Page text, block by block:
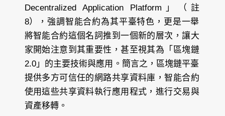
Decentralized Application Platform」（註
8），強調智能合約為其平臺特色，更是一舉
將智能合約這個名詞推到一個新的層次，讓大
家開始注意到其重要性，甚至視其為「區塊鏈
2.0」的主要技術與應用。簡言之，區塊鏈平臺
提供多方可信任的網路共享資料庫，智能合約
使用這些共享資料執行應用程式，進行交易與
資產移轉。